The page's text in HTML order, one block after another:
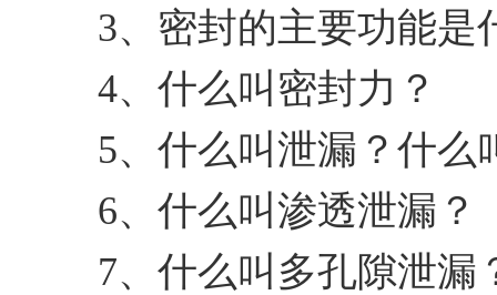
3、密封的主要功能是
4、什么叫密封力？
5、什么叫泄漏？什么
6、什么叫渗透泄漏？
7、什么叫多孔隙泄漏